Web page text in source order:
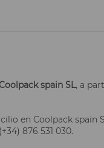
Coolpack spain SL, a
en Coolpack spain
876 531 030.